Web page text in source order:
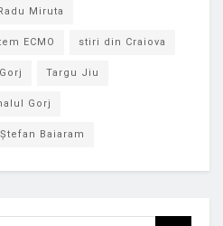
Miruta
ECMO stiri din Craiova
Targu Jiu
Gorj
Ștefan Baiaram